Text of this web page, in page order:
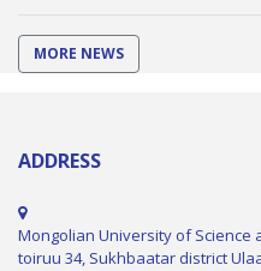
MORE NEWS
ADDRESS
Mongolian University of Science
toiruu 34, Sukhbaatar district